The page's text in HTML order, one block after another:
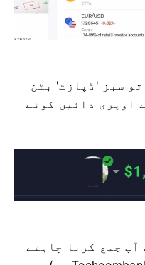
سبز 'ڈپازٹ' بٹن
اوپری دائیں کونے
آپ جمع کرنا چاہتے